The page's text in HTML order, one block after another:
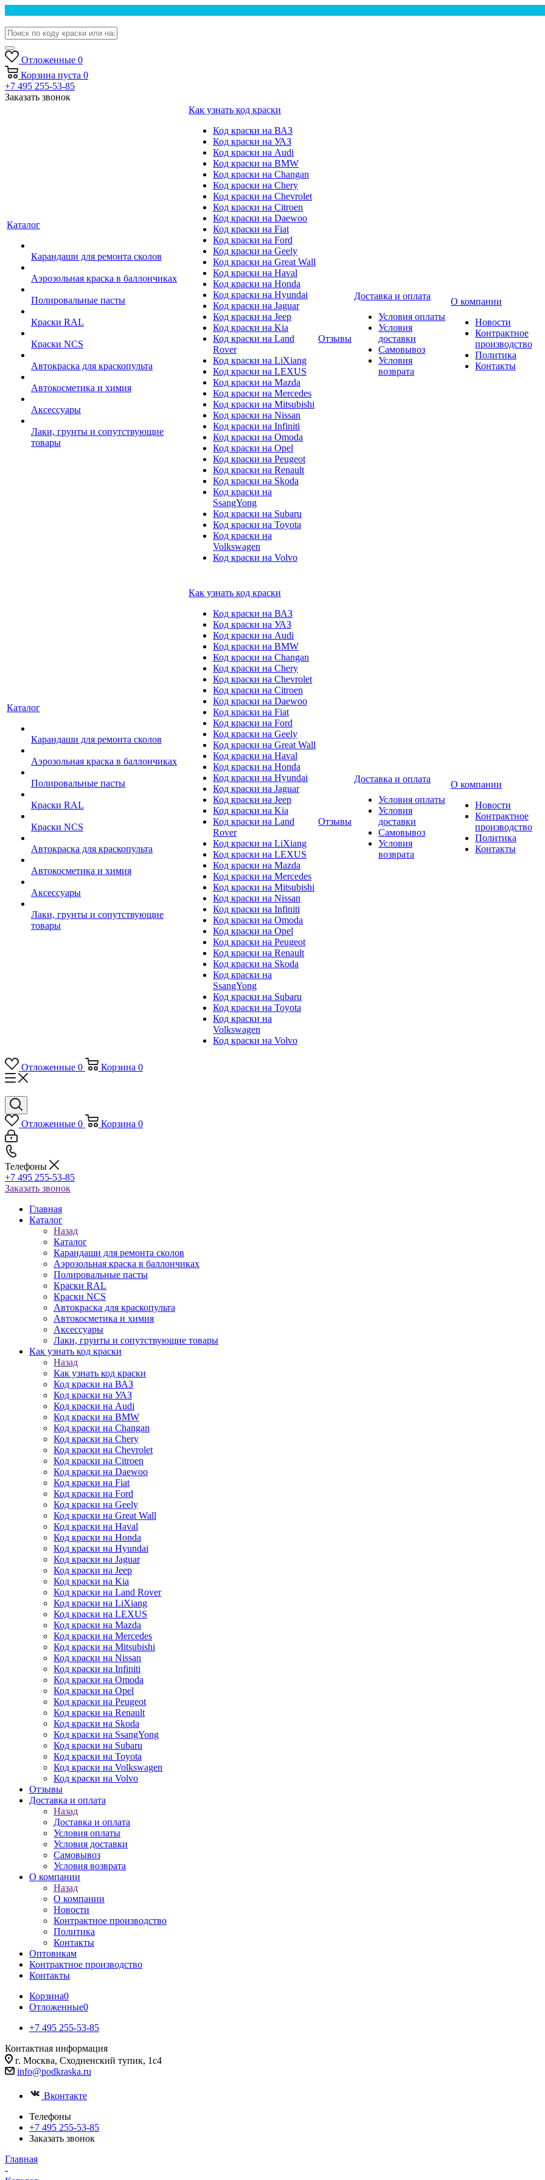
Отложенные 0
Корзина пуста 0
+7 495 255-53-85
Заказать звонок
Каталог
Карандаши для ремонта сколов
Аэрозольная краска в баллончиках
Полировальные пасты
Краски RAL
Краски NCS
Автокраска для краскопульта
Автокосметика и химия
Аксессуары
Лаки, грунты и сопутствующие
товары
Как узнать код краски
Код краски на ВАЗ
Код краски на УАЗ
Код краски на Audi
Код краски на BMW
Код краски на Changan
Код краски на Chery
Код краски на Chevrolet
Код краски на Citroen
Код краски на Daewoo
Код краски на Fiat
Код краски на Ford
Код краски на Geely
Код краски на Great Wall
Код краски на Haval
Код краски на Honda
Код краски на Hyundai
Код краски на Jaguar
Код краски на Jeep
Код краски на Kia
Код краски на Land
Rover
Код краски на LiXiang
Код краски на LEXUS
Код краски на Mazda
Код краски на Mercedes
Код краски на Mitsubishi
Код краски на Nissan
Код краски на Infiniti
Код краски на Omoda
Код краски на Opel
Код краски на Peugeot
Код краски на Renault
Код краски на Skoda
Код краски на
SsangYong
Код краски на Subaru
Код краски на Toyota
Код краски на
Volkswagen
Код краски на Volvo
Отзывы
Доставка и оплата
Условия оплаты
Условия
доставки
Самовывоз
Условия
возврата
О компании
Новости
Контрактное
производство
Политика
Контакты
Каталог
Карандаши для ремонта сколов
Аэрозольная краска в баллончиках
Полировальные пасты
Краски RAL
Краски NCS
Автокраска для краскопульта
Автокосметика и химия
Аксессуары
Лаки, грунты и сопутствующие
товары
Как узнать код краски
Код краски на ВАЗ
Код краски на УАЗ
Код краски на Audi
Код краски на BMW
Код краски на Changan
Код краски на Chery
Код краски на Chevrolet
Код краски на Citroen
Код краски на Daewoo
Код краски на Fiat
Код краски на Ford
Код краски на Geely
Код краски на Great Wall
Код краски на Haval
Код краски на Honda
Код краски на Hyundai
Код краски на Jaguar
Код краски на Jeep
Код краски на Kia
Код краски на Land
Rover
Код краски на LiXiang
Код краски на LEXUS
Код краски на Mazda
Код краски на Mercedes
Код краски на Mitsubishi
Код краски на Nissan
Код краски на Infiniti
Код краски на Omoda
Код краски на Opel
Код краски на Peugeot
Код краски на Renault
Код краски на Skoda
Код краски на
SsangYong
Код краски на Subaru
Код краски на Toyota
Код краски на
Volkswagen
Код краски на Volvo
Отзывы
Доставка и оплата
Условия оплаты
Условия
доставки
Самовывоз
Условия
возврата
О компании
Новости
Контрактное
производство
Политика
Контакты
Отложенные 0 Корзина 0
Отложенные 0 Корзина 0
Телефоны
+7 495 255-53-85
Заказать звонок
Главная
Каталог
Назад
Каталог
Карандаши для ремонта сколов
Аэрозольная краска в баллончиках
Полировальные пасты
Краски RAL
Краски NCS
Автокраска для краскопульта
Автокосметика и химия
Аксессуары
Лаки, грунты и сопутствующие товары
Как узнать код краски
Назад
Как узнать код краски
Код краски на ВАЗ
Код краски на УАЗ
Код краски на Audi
Код краски на BMW
Код краски на Changan
Код краски на Chery
Код краски на Chevrolet
Код краски на Citroen
Код краски на Daewoo
Код краски на Fiat
Код краски на Ford
Код краски на Geely
Код краски на Great Wall
Код краски на Haval
Код краски на Honda
Код краски на Hyundai
Код краски на Jaguar
Код краски на Jeep
Код краски на Kia
Код краски на Land Rover
Код краски на LiXiang
Код краски на LEXUS
Код краски на Mazda
Код краски на Mercedes
Код краски на Mitsubishi
Код краски на Nissan
Код краски на Infiniti
Код краски на Omoda
Код краски на Opel
Код краски на Peugeot
Код краски на Renault
Код краски на Skoda
Код краски на SsangYong
Код краски на Subaru
Код краски на Toyota
Код краски на Volkswagen
Код краски на Volvo
Отзывы
Доставка и оплата
Назад
Доставка и оплата
Условия оплаты
Условия доставки
Самовывоз
Условия возврата
О компании
Назад
О компании
Новости
Контрактное производство
Политика
Контакты
Оптовикам
Контрактное производство
Контакты
Корзина0
Отложенные0
+7 495 255-53-85
Контактная информация
г. Москва, Сходненский тупик, 1с4
info@podkraska.ru
Вконтакте
Телефоны
+7 495 255-53-85
Заказать звонок
Главная
-